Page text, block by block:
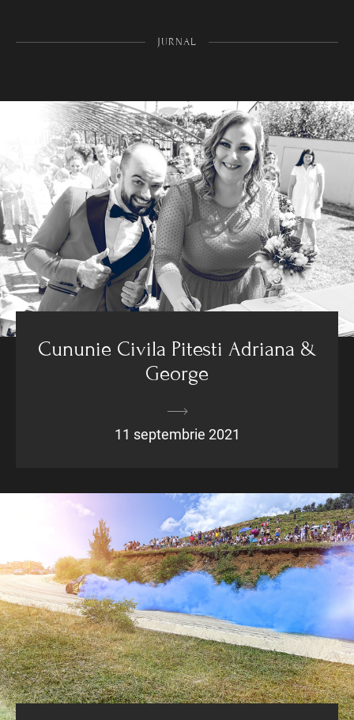
JURNAL
Cununie Civila Pitesti Adriana &
George
11 septembrie 2021